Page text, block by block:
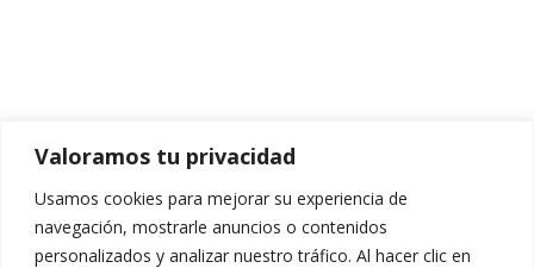
Valoramos tu privacidad
Usamos cookies para mejorar su experiencia de
navegación, mostrarle anuncios o contenidos
personalizados y analizar nuestro tráfico. Al hacer clic en